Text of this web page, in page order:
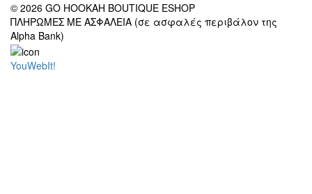
© 2026 GO HOOKAH BOUTIQUE ESHOP
ΠΛΗΡΩΜΕΣ ΜΕ ΑΣΦΑΛΕΙΑ (σε ασφαλές περιβάλον της
Alpha Bank)
YouWebIt!